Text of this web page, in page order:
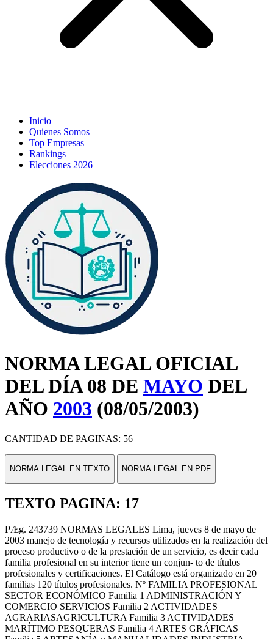
Inicio
Quienes Somos
Top Empresas
Rankings
Elecciones 2026
NORMA LEGAL OFICIAL
DEL DÍA 08 DE MAYO DEL
AÑO 2003 (08/05/2003)
CANTIDAD DE PAGINAS: 56
NORMA LEGAL EN TEXTO NORMA LEGAL EN PDF
TEXTO PAGINA: 17
PÆg. 243739 NORMAS LEGALES Lima, jueves 8 de mayo de
2003 manejo de tecnología y recursos utilizados en la realización del
proceso productivo o de la prestación de un servicio, es decir cada
familia profesional en su interior tiene un conjun- to de títulos
profesionales y certificaciones. El Catálogo está organizado en 20
familias 120 títulos profesionales. Nº FAMILIA PROFESIONAL
SECTOR ECONÓMICO Familia 1 ADMINISTRACIÓN Y
COMERCIO SERVICIOS Familia 2 ACTIVIDADES
AGRARIASAGRICULTURA Familia 3 ACTIVIDADES
MARÍTIMO PESQUERAS Familia 4 ARTES GRÁFICAS